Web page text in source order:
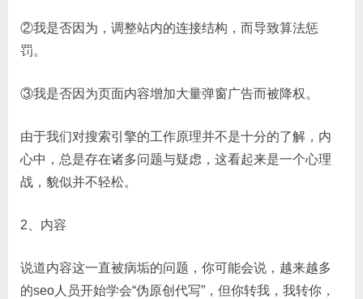
②我是否因为，调整站内的连接结构，而导致算法惩
罚。
③我是否因为页面内容增加大量弹窗广告而被降权。
由于我们对搜索引擎的工作原理并不是十分的了解，内
心中，总是存在诸多问题与疑虑，这看起来是一个心理
战，貌似并不轻松。
2、内容
说道内容这一直被病垢的问题，你可能会说，越来越多
的seo人员开始学会“伪原创代写”，但你转我，我转你，